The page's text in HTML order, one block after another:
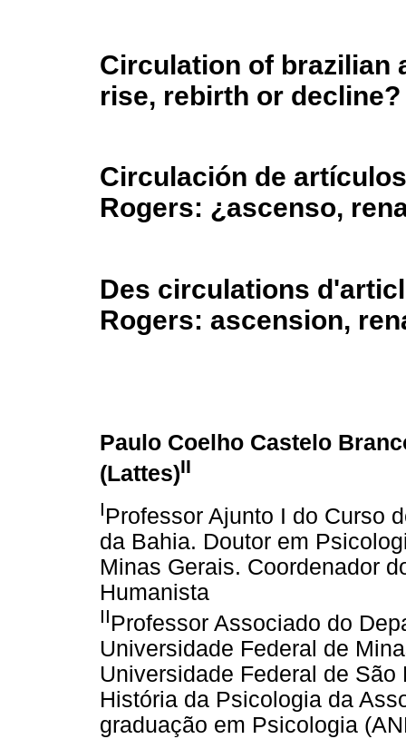
Circulation of brazilian
rise, rebirth or decline?
Circulación de
Rogers: ¿ascenso,
Des circulations
Rogers: ascension,
Paulo Coelho Castelo
(Lattes)II
IProfessor Ajunto I do Curso
da Bahia. Doutor em
Minas Gerais. Coordenador
Humanista
IIProfessor Associado do
Universidade Federal de
Universidade Federal de
História da Psicologia da
graduação em Psicologia